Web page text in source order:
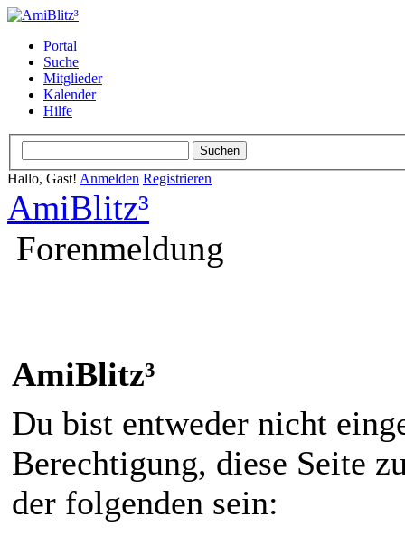
Portal
Suche
Mitglieder
Kalender
Hilfe
Hallo, Gast! Anmelden Registrieren
AmiBlitz³
Forenmeldung
AmiBlitz³
Du bist entweder nicht
Berechtigung, diese Seite
der folgenden sein: